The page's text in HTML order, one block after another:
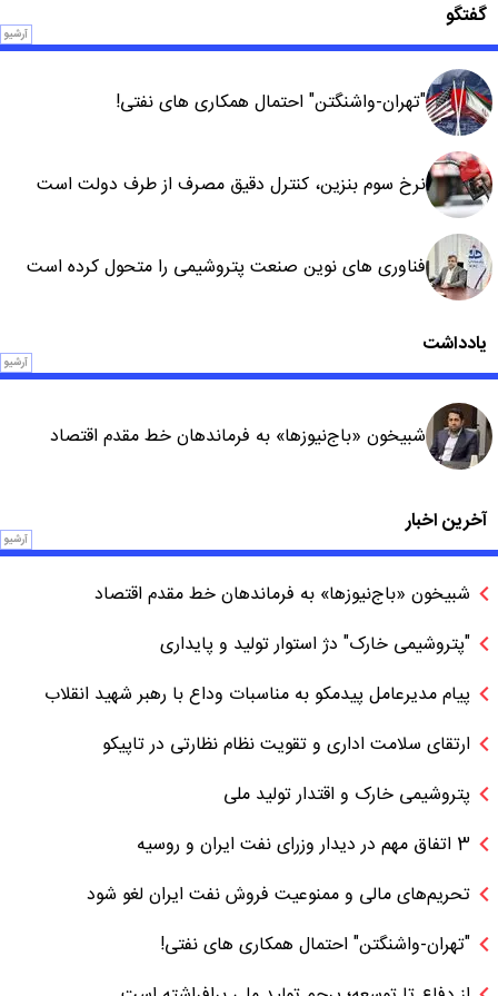
گفتگو
آرشیو
"تهران-واشنگتن" احتمال همکاری های نفتی!
نرخ سوم بنزین، کنترل دقیق مصرف از طرف دولت است
فناوری های نوین صنعت پتروشیمی را متحول کرده است
یادداشت
آرشیو
شبیخون «باج‌نیوزها» به فرماندهان خط مقدم اقتصاد
آخرین اخبار
آرشیو
شبیخون «باج‌نیوزها» به فرماندهان خط مقدم اقتصاد
"پتروشیمی خارک" دژ استوار تولید و پایداری
پیام مدیرعامل پیدمکو به مناسبات وداع با رهبر شهید انقلاب
ارتقای سلامت اداری و تقویت نظام نظارتی در تاپیکو
پتروشیمی خارک و اقتدار تولید ملی
3 اتفاق مهم در دیدار وزرای نفت ایران و روسیه
تحریم‌های مالی و ممنوعیت فروش نفت ایران لغو شود
"تهران-واشنگتن" احتمال همکاری های نفتی!